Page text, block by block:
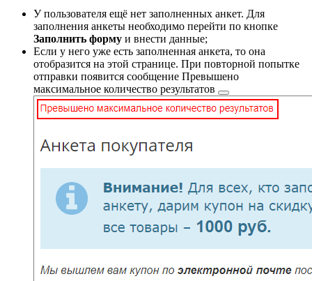
У пользователя ещё нет заполненных анкет. Для
заполнения анкеты необходимо перейти по кнопке
Заполнить форму и внести данные;
Если у него уже есть заполненная анкета, то она
отобразится на этой странице. При повторной попытке
отправки появится сообщение Превышено
максимальное количество результатов